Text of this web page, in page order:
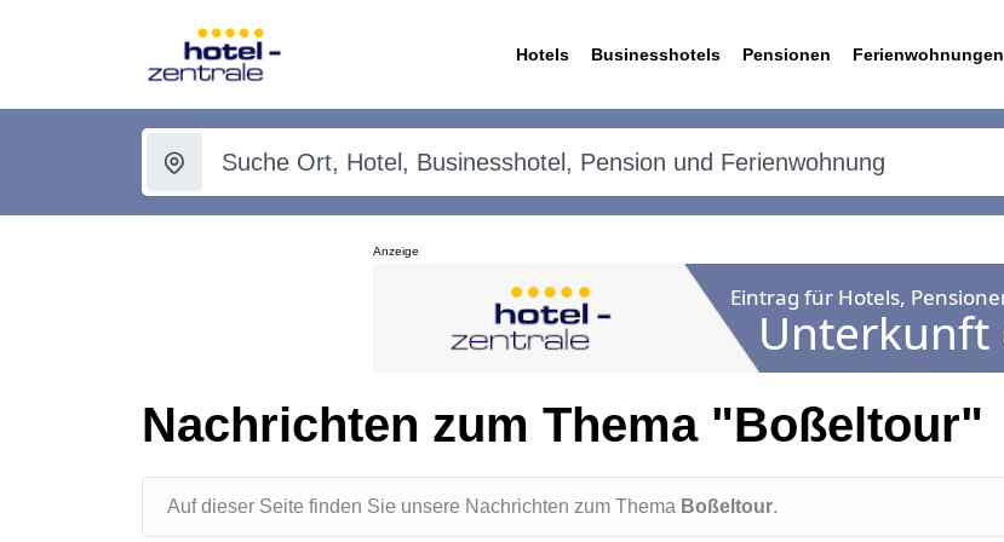
Hotels Businesshotels Pensionen Ferienwohnungen
Anzeige
Nachrichten zum Thema "Boßeltour"
Auf dieser Seite finden Sie unsere Nachrichten zum Thema Boßeltour.